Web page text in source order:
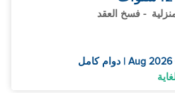
- فسخ العقد